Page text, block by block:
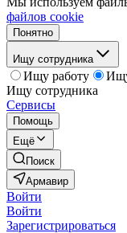
файлов cookie
Понятно
Ищу сотрудника
Ищу работу
Ищу сотрудника
Сервисы
Помощь
Ещё
Поиск
Армавир
Войти
Войти
Зарегистрироваться